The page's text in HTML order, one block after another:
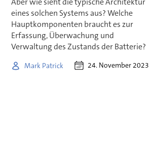
eines solchen Systems aus? Welche
Hauptkomponenten braucht es zur
Erfassung, Überwachung und
Verwaltung des Zustands der Batterie?
Mark Patrick 24. November 2023